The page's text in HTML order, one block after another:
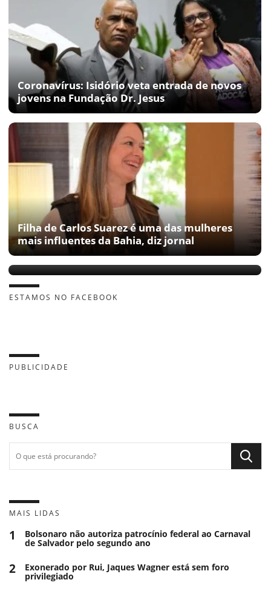
Coronavírus: Isidório veta entrada de novos
jovens na Fundação Dr. Jesus
Filha de Carlos Suarez é uma das mulheres
mais influentes da Bahia, diz jornal
Taissa Gama deve assumir nesta semana a
Cidade Mãe
ESTAMOS NO FACEBOOK
PUBLICIDADE
BUSCA
MAIS LIDAS
1 Bolsonaro não autoriza patrocínio federal ao Carnaval
de Salvador pelo segundo ano
2 Exonerado por Rui, Jaques Wagner está sem foro
privilegiado